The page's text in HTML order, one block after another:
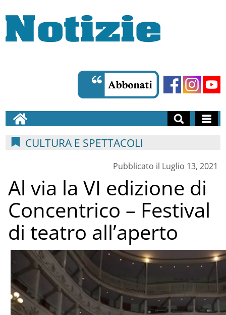
CULTURA E SPETTACOLI
Pubblicato il Luglio 13, 2021
Al via la VI edizione di
Concentrico – Festival
di teatro all’aperto